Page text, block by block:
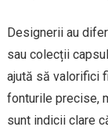
Designerii au
sau colecții
ajută să valorifici
fonturile precise,
sunt indicii clare